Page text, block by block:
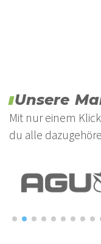
Unsere
Mit nur einem
du alle